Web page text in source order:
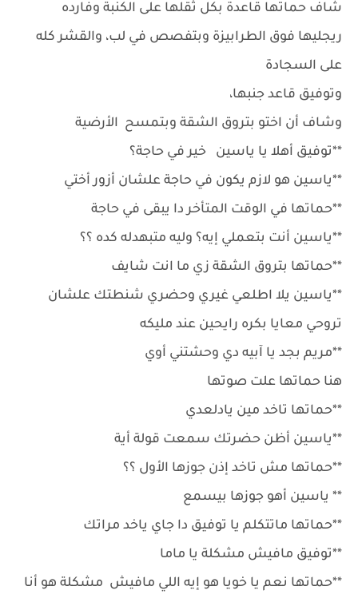
شاف حماتها قاعدة بكل ثقلها على الكنبة وفارده
ريجليها فوق الطرابيزة وبتفصص في لب، والقشر كله
على السجادة
وتوفيق قاعد جنبها،
وشاف أن اختو بتروق الشقة وبتمسح الأرضية
**توفيق أهلا يا ياسين خير في حاجة؟
**ياسين هو لازم يكون في حاجة علشان أزور أختي
**حماتها في الوقت المتأخر دا يبقى في حاجة
**ياسين أنت بتعملي إيه؟ وليه متبهدله كده ؟؟
**حماتها بتروق الشقة زي ما انت شايف
**ياسين يلا اطلعي غيري وحضري شنطتك علشان
تروحي معايا بكره رايحين عند مليكه
**مريم بجد يا آبيه دي وحشتني أوي
هنا حماتها علت صوتها
**حماتها تاخد مين يادلعدي
**ياسين أظن حضرتك سمعت قولة أية
**حماتها مش تاخد إذن جوزها الأول ؟؟
** ياسين أهو جوزها بيسمع
**حماتها ماتتكلم يا توفيق دا جاي ياخد مراتك
**توفيق مافيش مشكلة يا ماما
**حماتها نعم يا خويا هو إيه اللي مافيش مشكلة هو أنا